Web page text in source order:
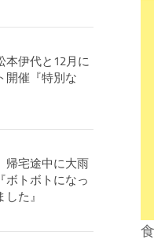
本伊代と12月に
開催『特別な
帰宅途中に大雨
ボトボトになっ
た』